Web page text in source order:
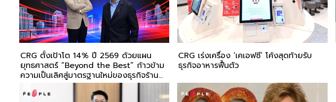
CRG ตั้งเป้าโต 14% ปี 2569 ด้วยแผน
ยุทธศาสตร์ “Beyond the Best” ก้าวข้าม
ความเป็นเลิศสู่มาตรฐานใหม่ของธุรกิจร้าน
Partner มุ่งมั่นมอบประสบการณ์เหนือกว่าให้
CRG เร่งเครื่อง ‘เคเอฟซี’ โค้งสุดท้ายรับ
ธุรกิจอาหารฟื้นตัว